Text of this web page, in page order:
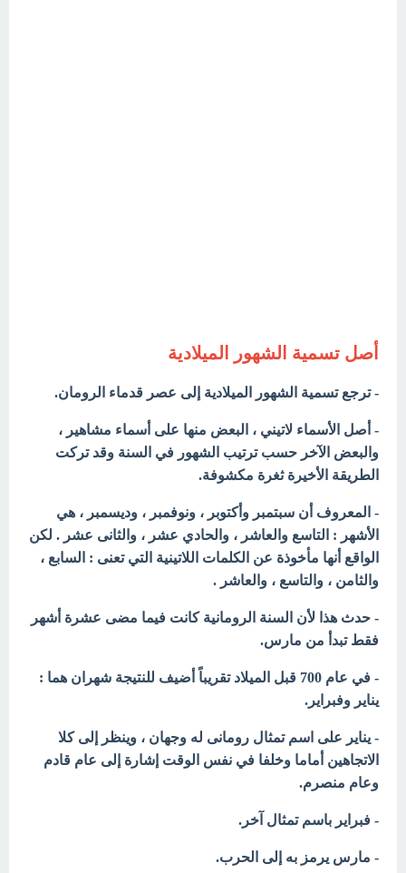
أصل تسمية الشهور الميلادية
- ترجع تسمية الشهور الميلادية إلى عصر قدماء الرومان.
- أصل الأسماء لاتيني ، البعض منها على أسماء مشاهير ،
والبعض الآخر حسب ترتيب الشهور في السنة وقد تركت
الطريقة الأخيرة ثغرة مكشوفة.
- المعروف أن سبتمبر وأكتوبر ، ونوفمبر ، وديسمبر ، هي
الأشهر : التاسع والعاشر ، والحادي عشر ، والثانى عشر . لكن
الواقع أنها مأخوذة عن الكلمات اللاتينية التي تعنى : السابع ،
والثامن ، والتاسع ، والعاشر .
- حدث هذا لأن السنة الرومانية كانت فيما مضى عشرة أشهر
فقط تبدأ من مارس.
- في عام 700 قبل الميلاد تقريباً أضيف للنتيجة شهران هما :
يناير وفبراير.
- يناير على اسم تمثال رومانى له وجهان ، وينظر إلى كلا
الاتجاهين أماما وخلفا في نفس الوقت إشارة إلى عام قادم
وعام منصرم.
- فبراير باسم تمثال آخر.
- مارس يرمز به إلى الحرب.